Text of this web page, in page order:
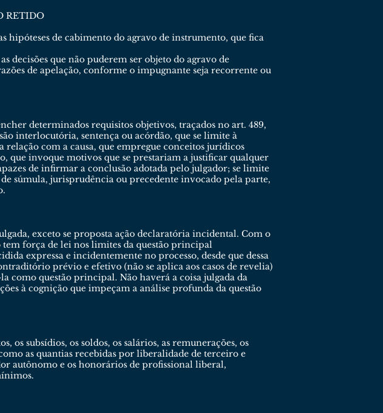
RETIDO
hipóteses de cabimento do agravo de instrumento, que fica
decisões que não puderem ser objeto do agravo de
de apelação, conforme o impugnante seja recorrente ou
determinados requisitos objetivos, traçados no art. 489,
interlocutória, sentença ou acórdão, que se limite à
com a causa, que empregue conceitos jurídicos
que invoque motivos que se prestariam a justificar qualquer
de infirmar a conclusão adotada pelo julgador; se limite
súmula, jurisprudência ou precedente invocado pela parte,
exceto se proposta ação declaratória incidental. Com o
força de lei nos limites da questão principal
expressa e incidentemente no processo, desde que dessa
prévio e efetivo (não se aplica aos casos de revelia)
como questão principal. Não haverá a coisa julgada da
à cognição que impeçam a análise profunda da questão
subsídios, os soldos, os salários, as remunerações, os
as quantias recebidas por liberalidade de terceiro e
autônomo e os honorários de profissional liberal,